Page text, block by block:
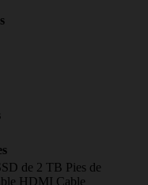
de 2 TB Pies de
HDMI Cable